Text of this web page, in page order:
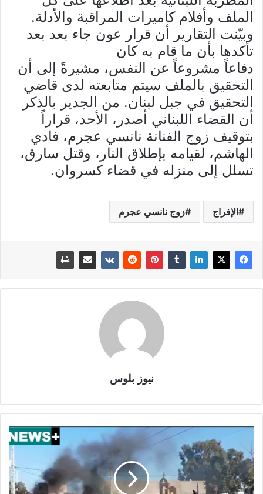
الملف وأفلام كاميرات المراقبة والأدلة.
وبيّنت التقارير أن قرار عون جاء بعد بعد
تأكدها بأن ما قام به كان
دفاعاً مشروعاً عن النفس، مشيرةً إلى أن
التحقيق بالملف سيتم متابعته لدى قاضي
التحقيق في جبل لبنان. من الجدير بالذكر
أن القضاء اللبناني أصدر، الأحد، قراراً
بتوقيف زوج الفنانة نانسي عجرم، فادي
الهاشم، لقيامه بإطلاق النار، وقتل سارق،
تسلل إلى منزله في قضاء كسروان.
الإفراج زوج نانسي عجرم
نيوز بلوس